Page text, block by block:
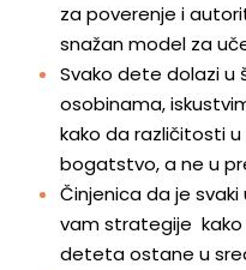
za poverenje i
snažan model za
Svako dete dolazi u
osobinama,
kako da različitosti
bogatstvo, a ne u
Činjenica da je
vam strategije
deteta ostane u